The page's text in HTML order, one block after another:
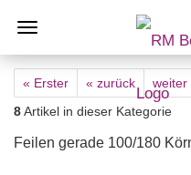
« Erster « zurück weiter
8Artikel in dieser Kategorie
Feilen gerade 100/180